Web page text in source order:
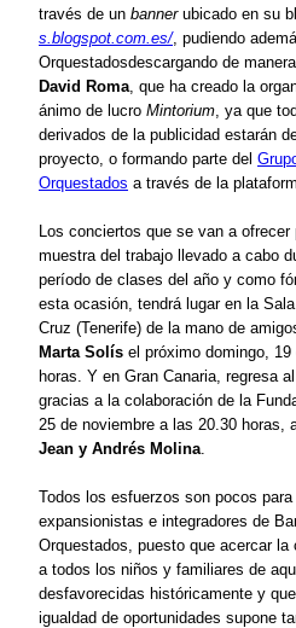
través de un bannerubicado en su
s.blogspot.com.es/, pudiendo
Orquestadosdescargando de mane
David Roma , que ha creado la
ánimo de lucro Mintorium , ya que
derivados de la publicidad estarán
proyecto, o formando parte del
Orquestados a través de la
Los conciertos que se van a ofrecer
muestra del trabajo llevado a cabo
período de clases del año y como
esta ocasión, tendrá lugar en la
Cruz (Tenerife) de la mano de
Marta Solís el próximo domingo, 19
horas. Y en Gran Canaria, regresa
gracias a la colaboración de la
25 de noviembre a las 20.30 horas,
Jean y Andrés Molina
Todos los esfuerzos son pocos
expansionistas e integradores de
Orquestados, puesto que acercar la
a todos los niños y familiares de
desfavorecidas históricamente y
igualdad de oportunidades supone